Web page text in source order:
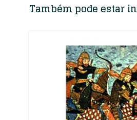
Também pode estar